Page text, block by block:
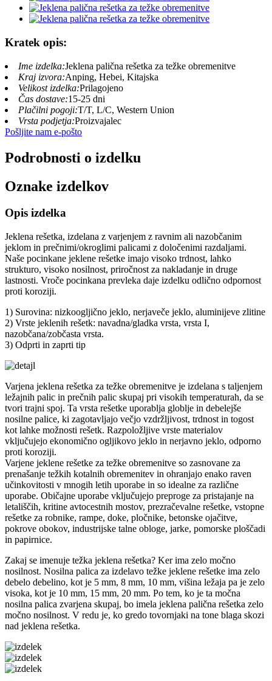
Kratek opis:
Ime izdelka:Jeklena palična rešetka za težke obremenitve
Kraj izvora:Anping, Hebei, Kitajska
Velikost izdelka:Prilagojeno
Čas dostave:15-25 dni
Plačilni pogoji:T/T, L/C, Western Union
Vrsta podjetja:Proizvajalec
Pošljite nam e-pošto
Podrobnosti o izdelku
Oznake izdelkov
Opis izdelka
Jeklena rešetka, izdelana z varjenjem z ravnim ali nazobčanim
jeklom in prečnimi/okroglimi palicami z določenimi razdaljami.
Naše pocinkane jeklene rešetke imajo visoko trdnost, lahko
strukturo, visoko nosilnost, priročnost za nakladanje in druge
lastnosti. Vroče pocinkana prevleka daje izdelku odlično odpornost
proti koroziji.
1) Surovina: nizkoogljično jeklo, nerjaveče jeklo, aluminijeve zlitine
2) Vrste jeklenih rešetk: navadna/gladka vrsta, vrsta I,
nazobčana/zobčasta vrsta.
3) Odprti in zaprti tip
Varjena jeklena rešetka za težke obremenitve je izdelana s taljenjem
ležajnih palic in prečnih palic skupaj pri visokih temperaturah, da se
tvori trajni spoj. Ta vrsta rešetke uporablja globlje in debelejše
nosilne palice, ki zagotavljajo večjo vzdržljivost, trdnost in togost
kot lahke možnosti rešetk. Razpoložljive vrste materialov
vključujejo ekonomično ogljikovo jeklo in nerjavno jeklo, odporno
proti koroziji.
Varjene jeklene rešetke za težke obremenitve so zasnovane za
prenašanje težkih kotalnih obremenitev in ohranjajo enako raven
učinkovitosti v mnogih letih uporabe in so idealne za različne
uporabe. Običajne uporabe vključujejo preproge za pristajanje na
letališčih, kritine avtocestnih mostov, prezračevalne rešetke, vstopne
rešetke za robnike, rampe, doke, pločnike, betonske ojačitve,
pokrove obokov, industrijske talne obloge, jarke, pomorske ploščadi
in papirnice.
Zakaj se imenuje težka jeklena rešetka? Ker ima zelo močno
nosilnost. Nosilna palica za izdelavo težke jeklene rešetke ima zelo
debelo debelino, kot je 5 mm, 8 mm, 10 mm, višina ležaja pa je zelo
visoka, kot je 10 mm, 15 mm, 20 mm. Po tem, ko je ta močna
nosilna palica zvarjena skupaj, bo imela jeklena palična rešetka zelo
močno nosilnost. V redu je, ko gredo tovornjaki na tone blaga skozi
nad jeklena rešetka.